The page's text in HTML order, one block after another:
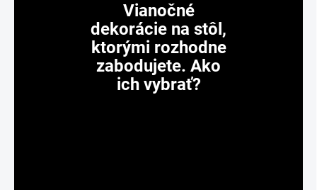
Vianočné
dekorácie na stôl,
ktorými rozhodne
zabodujete. Ako
ich vybrať?